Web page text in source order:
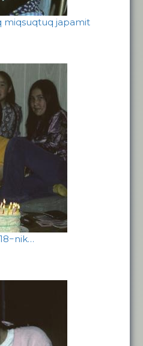
miqsuqtuq japamit